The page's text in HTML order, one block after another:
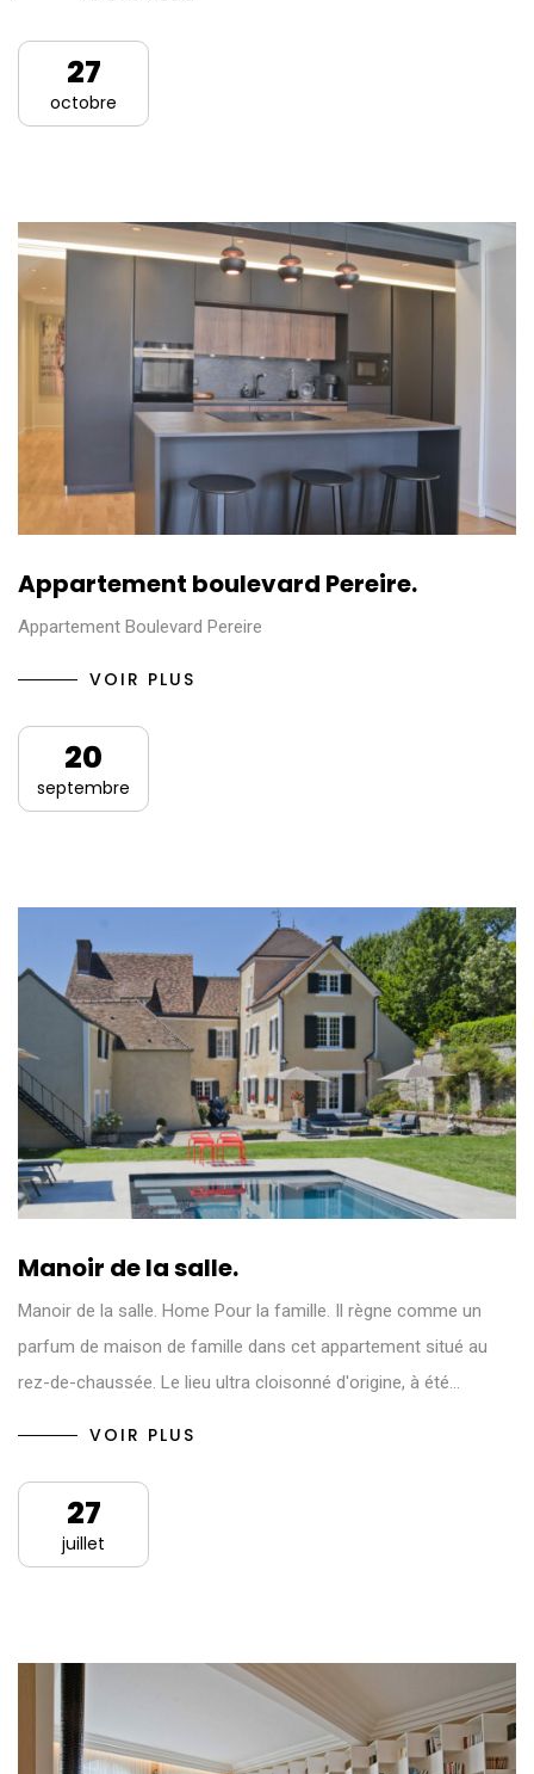
27
octobre
Appartement boulevard Pereire.
Appartement Boulevard Pereire
VOIR PLUS
20
septembre
Manoir de la salle.
Manoir de la salle. Home Pour la famille. Il règne comme un
parfum de maison de famille dans cet appartement situé au
rez-de-chaussée. Le lieu ultra cloisonné d'origine, à été…
VOIR PLUS
27
juillet